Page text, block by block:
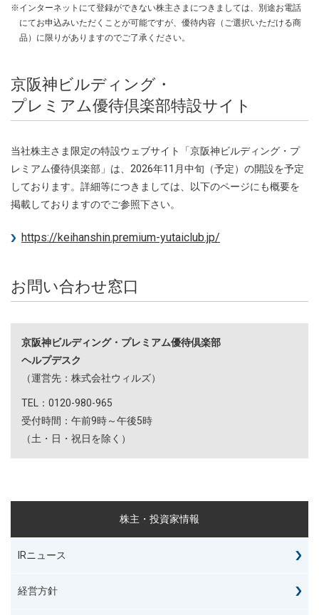
※インターネットにて登録ができない株主さまにつきましては、別途お電話
にてお申込みいただくことが可能ですが、優待内容（ご選択いただける商
品）に限りがありますのでご了承ください。
京阪神ビルディング・
プレミアム優待倶楽部特設サイト
当社株主さま限定の特設ウェブサイト「京阪神ビルディング・プ
レミアム優待倶楽部」は、2026年11月中旬（予定）の開設を予定
しております。詳細等につきましては、以下のページにも概要を
掲載しておりますのでご参照下さい。
https://keihanshin.premium-yutaiclub.jp/
お問い合わせ窓口
京阪神ビルディング・プレミアム優待倶楽部
ヘルプデスク
（運営先：株式会社ウィルズ）
TEL：0120-980-965
受付時間：午前9時～午後5時
（土・日・祝日を除く）
株主・投資家情報
IRニュース
経営方針